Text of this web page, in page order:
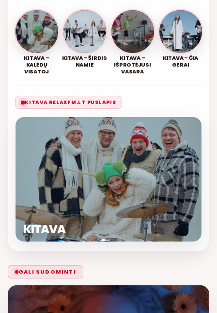
KITAVA –
KALĖDŲ
VISATOJ
KITAVA – ŠIRDIS
NAMIE
KITAVA –
IŠPROTĖJUSI
VASARA
KITAVA – ČIA
GERAI
KITAVA RELAXFM.LT PUSLAPIS
KITAVA
GALI SUDOMINTI